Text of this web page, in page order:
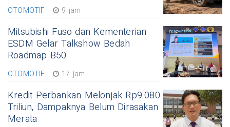
OTOMOTIF 9 jam
Mitsubishi Fuso dan Kementerian
ESDM Gelar Talkshow Bedah
Roadmap B50
OTOMOTIF 17 jam
Kredit Perbankan Melonjak Rp9.080
Triliun, Dampaknya Belum Dirasakan
Merata